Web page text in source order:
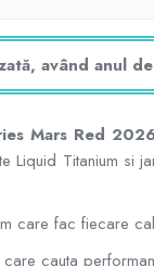
având anul
Mars Red
Titanium
care fac fiecare
cauta